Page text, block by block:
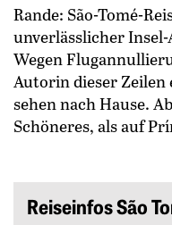
Rande: São-Tomé-
unverlässlicher
Wegen
Autorin dieser Zeilen
sehen nach Hause.
Schöneres, als auf
Reiseinfos São